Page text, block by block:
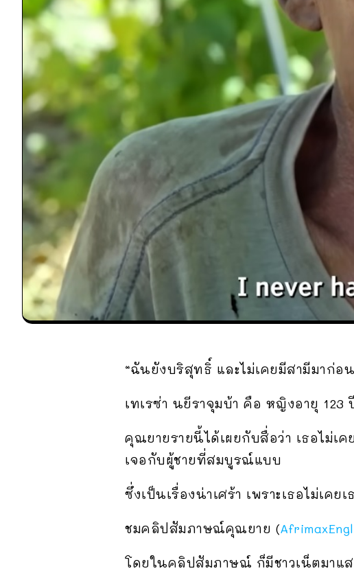
“ฉันยังบริสุทธิ์ และไม่เคยมีสามีมาก่อ
เทเรซ่า นยีราจุมบ้า คือ หญิงอายุ
คุณยายรายนี้ได้เผยกับสื่อว่า เธอไม่เ
เจอกับผู้ชายที่สมบูรณ์แบบ
ซึ่งเป็นเรื่องน่าเศร้า เพราะเธอไม่เ
ชมคลิปสัมภาษณ์คุณยาย (
โดยในคลิปสัมภาษณ์ ก็มีชาวเน็ตมาแ